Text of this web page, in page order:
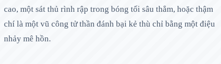
cao, một sát thủ rình rập trong bóng tối sâu thẳm, hoặc thậm
chí là một vũ công tử thần đánh bại kẻ thù chỉ bằng một điệu
nhảy mê hồn.